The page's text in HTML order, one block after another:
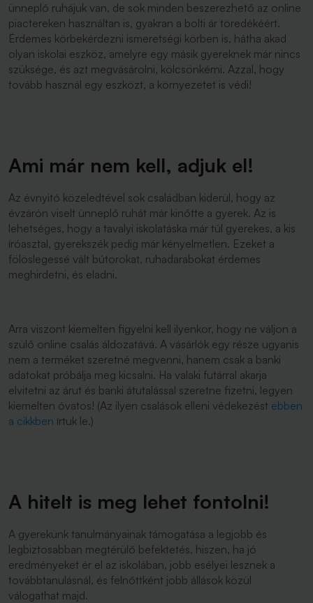
ünneplő ruhájuk van, de sok minden beszerezhető az online
piactereken használtan is, gyakran a bolti ár töredékéért.
Érdemes körbekérdezni ismeretségi körben is, hátha akad
olyan iskolai eszköz, amelyre egy másik gyereknek már nincs
szüksége, és azt megvásárolni, kölcsönkérni. Azzal, hogy
tovább használ egy eszközt, a környezetet is védi!
Ami már nem kell, adjuk el!
Az évnyitó közeledtével sok családban kiderül, hogy az
évzárón viselt ünneplő ruhát már kinőtte a gyerek. Az is
lehetséges, hogy a tavalyi iskolatáska már túl gyerekes, a kis
íróasztal, gyerekszék pedig már kényelmetlen. Ezeket a
fölöslegessé vált bútorokat, ruhadarabokat érdemes
meghirdetni, és eladni.
Arra viszont kiemelten figyelni kell ilyenkor, hogy ne váljon a
szülő online csalás áldozatává. A vásárlók egy része ugyanis
nem a terméket szeretné megvenni, hanem csak a banki
adatokat próbálja meg kicsalni. Ha valaki futárral akarja
elvitetni az árut és banki átutalással szeretne fizetni, legyen
kiemelten óvatos! (Az ilyen csalások elleni védekezést ebben
a cikkben írtuk le.)
A hitelt is meg lehet fontolni!
A gyerekünk tanulmányainak támogatása a legjobb és
legbiztosabban megtérülő befektetés, hiszen, ha jó
eredményeket ér el az iskolában, jobb esélyei lesznek a
továbbtanulásnál, és felnőttként jobb állások közül
válogathat majd.